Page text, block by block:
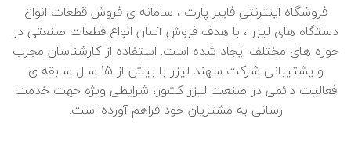
فروشگاه اینترنتی فایبر پارت ، سامانه ی فروش قطعات انواع
دستگاه های لیزر ، با هدف فروش آسان انواع قطعات صنعتی در
حوزه های مختلف ایجاد شده است. استفاده از کارشناسان مجرب
و پشتیبانی شرکت سهند لیزر با بیش از 15 سال سابقه ی
فعالیت دائمی در صنعت لیزر کشور، شرایطی ویژه جهت خدمت
رسانی به مشتریان خود فراهم آورده است.